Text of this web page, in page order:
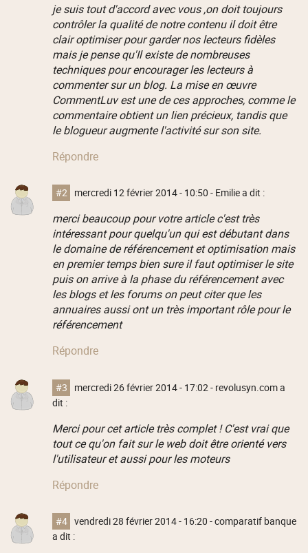
je suis tout d'accord avec vous ,on doit toujours
contrôler la qualité de notre contenu il doit être
clair optimiser pour garder nos lecteurs fidèles
mais je pense qu'Il existe de nombreuses
techniques pour encourager les lecteurs à
commenter sur un blog. La mise en œuvre
CommentLuv est une de ces approches, comme le
commentaire obtient un lien précieux, tandis que
le blogueur augmente l'activité sur son site.
Répondre
#2 mercredi 12 février 2014 - 10:50 - Emilie a dit :
merci beaucoup pour votre article c'est très
intéressant pour quelqu'un qui est débutant dans
le domaine de référencement et optimisation mais
en premier temps bien sure il faut optimiser le site
puis on arrive à la phase du référencement avec
les blogs et les forums on peut citer que les
annuaires aussi ont un très important rôle pour le
référencement
Répondre
#3 mercredi 26 février 2014 - 17:02- revolusyn.com a
dit :
Merci pour cet article très complet ! C'est vrai que
tout ce qu'on fait sur le web doit être orienté vers
l'utilisateur et aussi pour les moteurs
Répondre
#4 vendredi 28 février 2014 - 16:20 - comparatif banque
a dit :